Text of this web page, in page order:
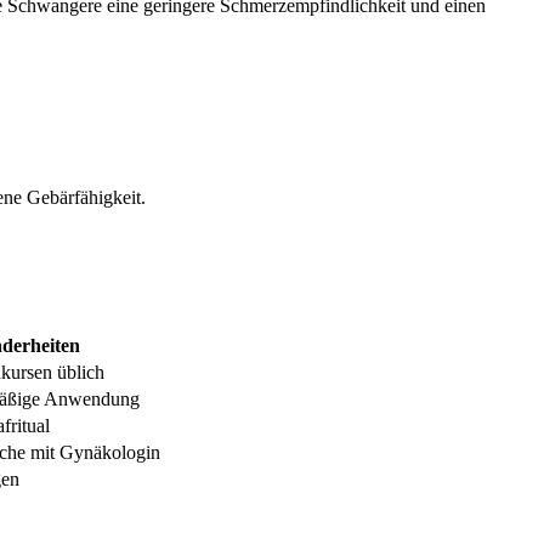
Schwangere eine geringere Schmerzempfindlichkeit und einen
Gebärfähigkeit.
üblich
Anwendung
mit Gynäkologin